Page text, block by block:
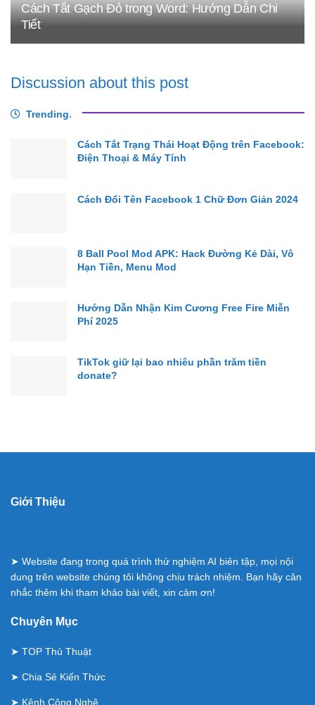
Cách Tắt Gạch Đỏ trong Word: Hướng Dẫn Chi
Tiết
Discussion about this post
Trending.
Cách Tắt Trạng Thái Hoạt Động trên Facebook:
Điện Thoại & Máy Tính
Cách Đổi Tên Facebook 1 Chữ Đơn Giản 2024
8 Ball Pool Mod APK: Hack Đường Kẻ Dài, Vô
Hạn Tiền, Menu Mod
Hướng Dẫn Nhận Kim Cương Free Fire Miễn
Phí 2025
TikTok giữ lại bao nhiêu phần trăm tiền
donate?
Giới Thiệu
➤ Website đang trong quá trình thử nghiệm AI biên tập, mọi nội
dung trên website chúng tôi không chịu trách nhiệm. Bạn hãy cân
nhắc thêm khi tham khảo bài viết, xin cảm ơn!
Chuyên Mục
➤ TOP Thủ Thuật
➤ Chia Sẻ Kiến Thức
➤ Kênh Công Nghệ